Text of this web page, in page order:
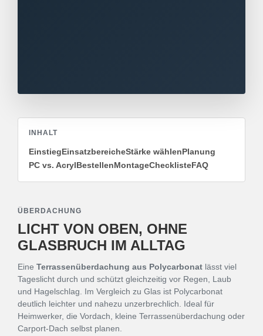
INHALT
EinstiegEinsatzbereicheStärke wählenPlanung
PC vs. AcrylBestellenMontageChecklisteFAQ
ÜBERDACHUNG
LICHT VON OBEN, OHNE
GLASBRUCH IM ALLTAG
Eine Terrassenüberdachung aus Polycarbonat lässt viel
Tageslicht durch und schützt gleichzeitig vor Regen, Laub
und Hagelschlag. Im Vergleich zu Glas ist Polycarbonat
deutlich leichter und nahezu unzerbrechlich. Ideal für
Heimwerker, die Vordach, kleine Terrassenüberdachung oder
Carport-Dach selbst planen.